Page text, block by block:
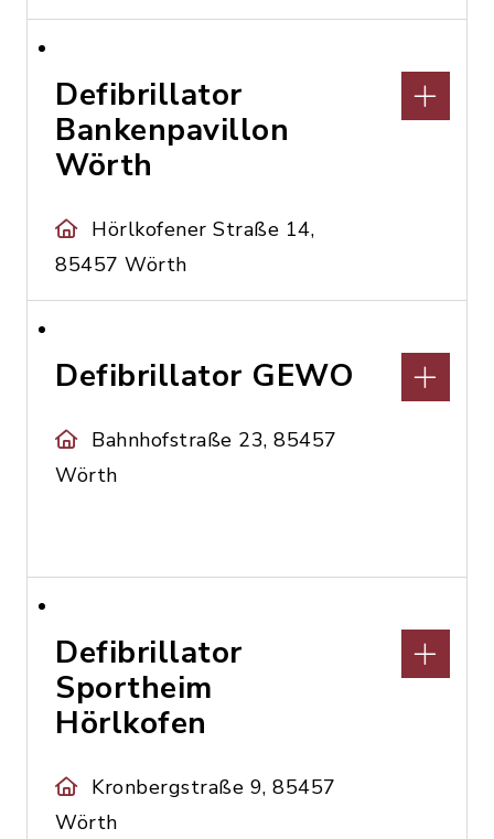
Defibrillator
Bankenpavillon
Wörth
Hörlkofener Straße 14,
85457 Wörth
Defibrillator GEWO
Bahnhofstraße 23, 85457
Wörth
Defibrillator
Sportheim
Hörlkofen
Kronbergstraße 9, 85457
Wörth